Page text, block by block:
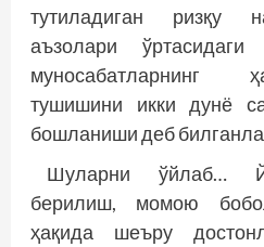
тутиладиган ризқу
аъзолари
муносабатларнинг
тушишини икки дунё
бошланиши деб
Шуларни ўйлаб…
берилиш, момою
ҳақида шеъру